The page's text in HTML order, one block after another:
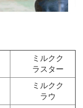
ミルクク
ラスター
ミルクク
ラウ